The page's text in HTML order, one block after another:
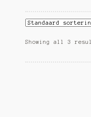
Showing all 3